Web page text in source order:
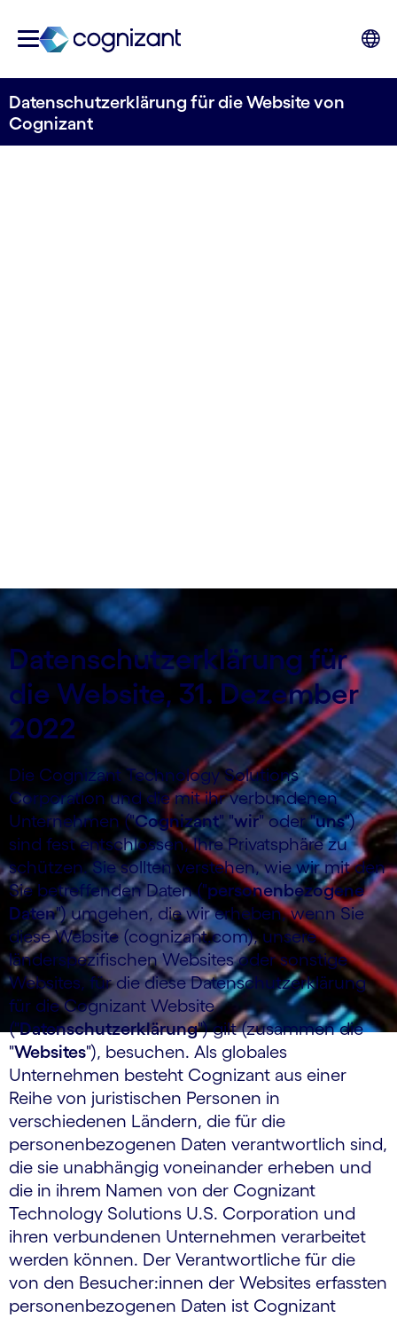
Datenschutzerklärung für die Website von
Cognizant
Datenschutzerklärung für
die Website, 31. Dezember
2022
Die Cognizant Technology Solutions
Corporation und die mit ihr verbundenen
Unternehmen ("Cognizant" "wir" oder "uns")
sind fest entschlossen, Ihre Privatsphäre zu
schützen. Sie sollten verstehen, wie wir mit den
Sie betreffenden Daten ("personenbezogene
Daten") umgehen, die wir erheben, wenn Sie
diese Website (cognizant.com), unsere
länderspezifischen Websites oder sonstige
Websites, für die diese Datenschutzerklärung
für die Cognizant Website
("Datenschutzerklärung") gilt (zusammen die
"Websites"), besuchen. Als globales
Unternehmen besteht Cognizant aus einer
Reihe von juristischen Personen in
verschiedenen Ländern, die für die
personenbezogenen Daten verantwortlich sind,
die sie unabhängig voneinander erheben und
die in ihrem Namen von der Cognizant
Technology Solutions U.S. Corporation und
ihren verbundenen Unternehmen verarbeitet
werden können. Der Verantwortliche für die
von den Besucher:innen der Websites erfassten
personenbezogenen Daten ist Cognizant